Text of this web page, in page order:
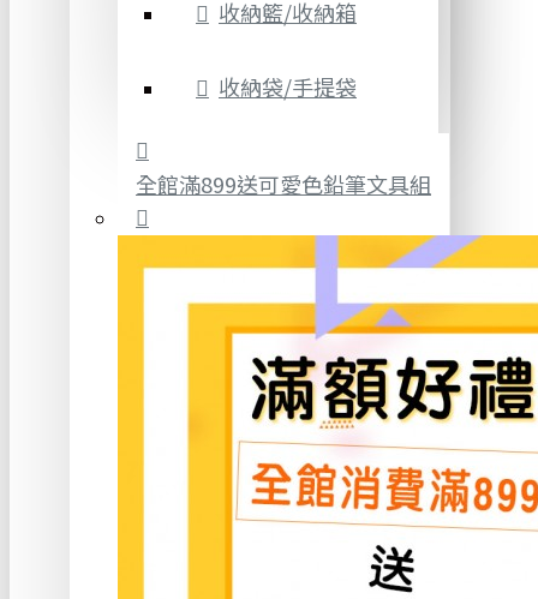
收納籃/收納箱
收納袋/手提袋
全館滿899送可愛色鉛筆文具組